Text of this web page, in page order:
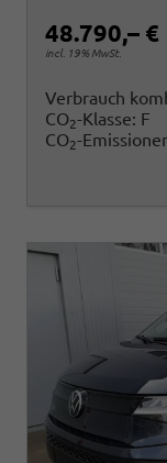
48.790,– €
incl. 19% MwSt.
Verbrauch
CO2-Klasse: F
CO2-